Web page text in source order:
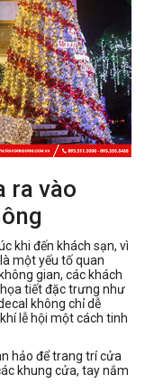
ra vào
khi đến khách sạn, vì
một yếu tố quan
gian, các khách
tiết đặc trưng như
không chỉ dễ
lễ hội một cách tinh
hảo để trang trí cửa
khung cửa, tay nắm